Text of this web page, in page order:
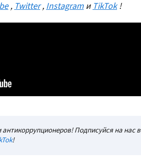
, Twitter , Instagram и TikTok !
Подписуйся на нас в
!